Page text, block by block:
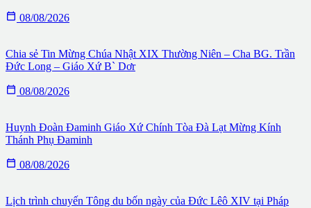
 08/08/2026
Chia sẻ Tin Mừng Chúa Nhật XIX Thường Niên – Cha BG. Trần
Đức Long – Giáo Xứ B` Dơr
 08/08/2026
Huynh Đoàn Đaminh Giáo Xứ Chính Tòa Đà Lạt Mừng Kính
Thánh Phụ Đaminh
 08/08/2026
Lịch trình chuyến Tông du bốn ngày của Đức Lêô XIV tại Pháp